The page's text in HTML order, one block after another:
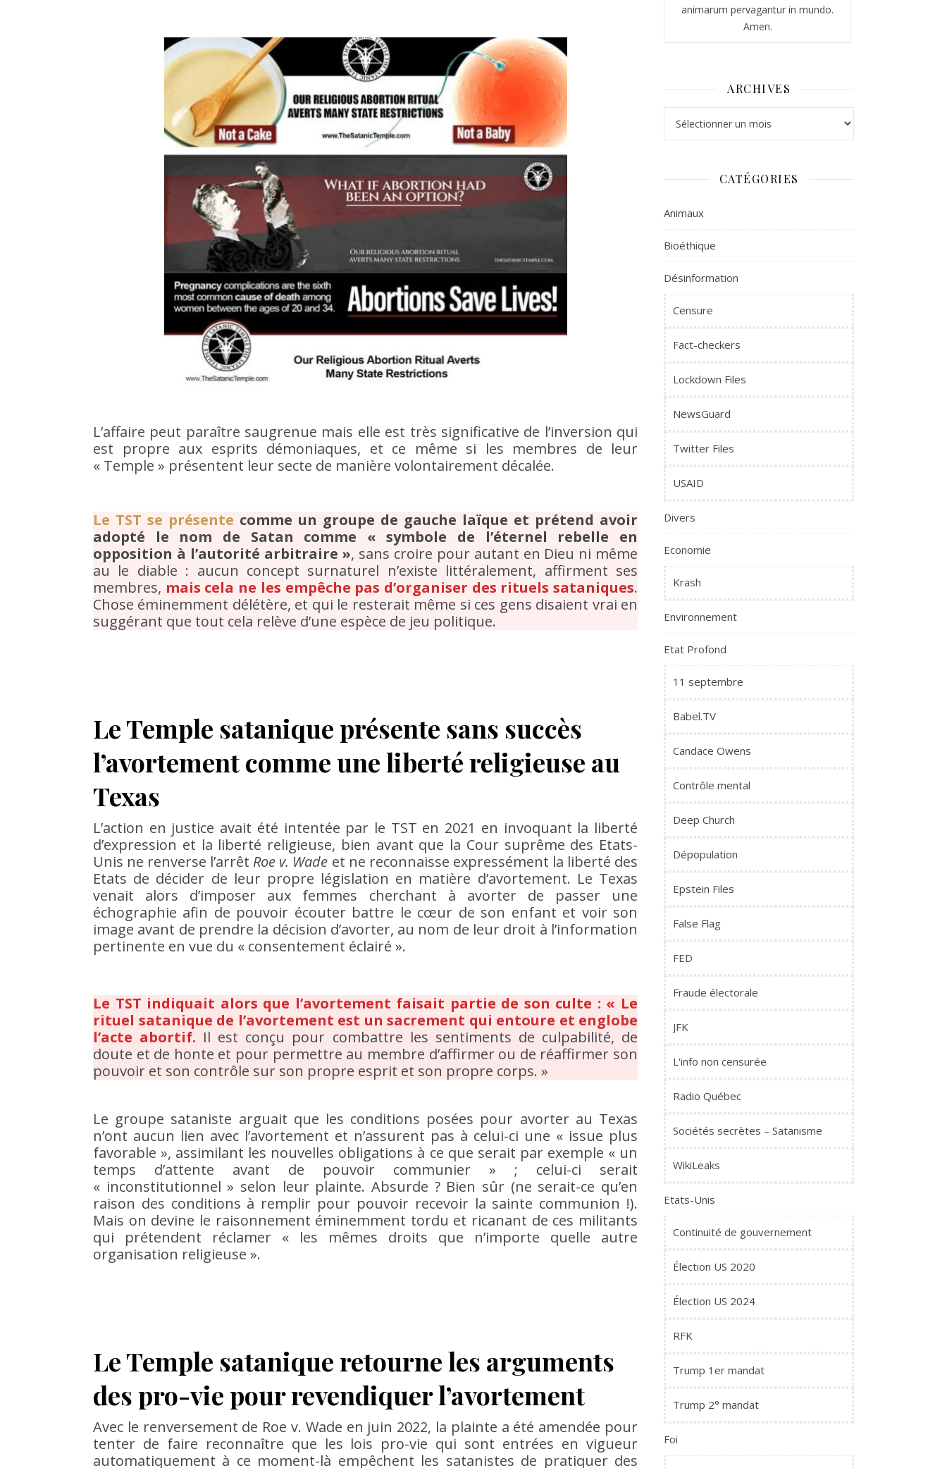
L’affaire peut paraître saugrenue mais elle est très significative de l’inversion qui
est propre aux esprits démoniaques, et ce même si les membres de leur
« Temple » présentent leur secte de manière volontairement décalée.
Le TST se présente comme un groupe de gauche laïque et prétend avoir
adopté le nom de Satan comme « symbole de l’éternel rebelle en
opposition à l’autorité arbitraire », sans croire pour autant en Dieu ni même
au le diable : aucun concept surnaturel n’existe littéralement, affirment ses
membres, mais cela ne les empêche pas d’organiser des rituels sataniques.
Chose éminemment délétère, et qui le resterait même si ces gens disaient vrai en
suggérant que tout cela relève d’une espèce de jeu politique.
Le Temple satanique présente sans succès
l’avortement comme une liberté religieuse au
Texas
L’action en justice avait été intentée par le TST en 2021 en invoquant la liberté
d’expression et la liberté religieuse, bien avant que la Cour suprême des Etats-
Unis ne renverse l’arrêt Roe v. Wade et ne reconnaisse expressément la liberté des
Etats de décider de leur propre législation en matière d’avortement. Le Texas
venait alors d’imposer aux femmes cherchant à avorter de passer une
échographie afin de pouvoir écouter battre le cœur de son enfant et voir son
image avant de prendre la décision d’avorter, au nom de leur droit à l’information
pertinente en vue du « consentement éclairé ».
Le TST indiquait alors que l’avortement faisait partie de son culte : « Le
rituel satanique de l’avortement est un sacrement qui entoure et englobe
l’acte abortif. Il est conçu pour combattre les sentiments de culpabilité, de
doute et de honte et pour permettre au membre d’affirmer ou de réaffirmer son
pouvoir et son contrôle sur son propre esprit et son propre corps. »
Le groupe sataniste arguait que les conditions posées pour avorter au Texas
n’ont aucun lien avec l’avortement et n’assurent pas à celui-ci une « issue plus
favorable », assimilant les nouvelles obligations à ce que serait par exemple « un
temps d’attente avant de pouvoir communier » ; celui-ci serait
« inconstitutionnel » selon leur plainte. Absurde ? Bien sûr (ne serait-ce qu’en
raison des conditions à remplir pour pouvoir recevoir la sainte communion !).
Mais on devine le raisonnement éminemment tordu et ricanant de ces militants
qui prétendent réclamer « les mêmes droits que n’importe quelle autre
organisation religieuse ».
Le Temple satanique retourne les arguments
des pro-vie pour revendiquer l’avortement
Avec le renversement de Roe v. Wade en juin 2022, la plainte a été amendée pour
tenter de faire reconnaître que les lois pro-vie qui sont entrées en vigueur
automatiquement à ce moment-là empêchent les satanistes de pratiquer des
animarum pervagantur in mundo.
Amen.
ARCHIVES
CATÉGORIES
Animaux
Bioéthique
Désinformation
Censure
Fact-checkers
Lockdown Files
NewsGuard
Twitter Files
USAID
Divers
Economie
Krash
Environnement
Etat Profond
11 septembre
Babel.TV
Candace Owens
Contrôle mental
Deep Church
Dépopulation
Epstein Files
False Flag
FED
Fraude électorale
JFK
L'info non censurée
Radio Québec
Sociétés secrètes – Satanisme
WikiLeaks
Etats-Unis
Continuité de gouvernement
Élection US 2020
Élection US 2024
RFK
Trump 1er mandat
Trump 2° mandat
Foi